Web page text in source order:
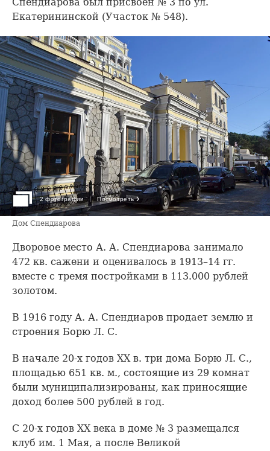
Екатерининской (Участок № 548).
2 фотографии Посмотреть ›
Дом Спендиарова
Дворовое место А. А. Спендиарова занимало
472 кв. сажени и оценивалось в 1913–14 гг.
вместе с тремя постройками в 113.000 рублей
золотом.
В 1916 году А. А. Спендиаров продает землю и
строения Борю Л. С.
В начале 20-х годов XX в. три дома Борю Л. С.,
площадью 651 кв. м., состоящие из 29 комнат
были муниципализированы, как приносящие
доход более 500 рублей в год.
С 20-х годов XX века в доме № 3 размещался
клуб им. 1 Мая, а после Великой